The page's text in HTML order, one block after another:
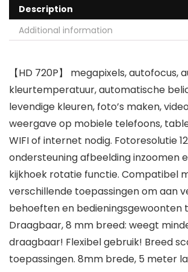
Description
Additional information
【HD 720P】 megapixels, autofocus,
kleurtemperatuur, automatische
levendige kleuren, foto’s maken,
weergave op mobiele telefoons,
WIFI of internet nodig. Fotoresolutie
ondersteuning afbeelding inzoomen
kijkhoek rotatie functie. Compatibel
verschillende toepassingen om aan
behoeften en bedieningsgewoonten
Draagbaar, 8 mm breed: weegt
draagbaar! Flexibel gebruik! Breed
toepassingen. 8mm brede, 5 meter